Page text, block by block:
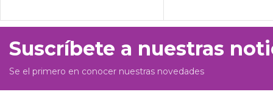
Suscríbete a nuestras
Se el primero en conocer nuestras novedades